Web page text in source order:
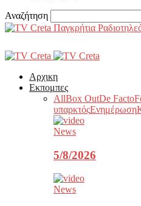
Αναζήτηση
Παγκρήτια
Αρχικη
Εκπομπες
AllBox OutDe Facto
υπαρκτόςΕνημέρωση
News
5/8/2026
News